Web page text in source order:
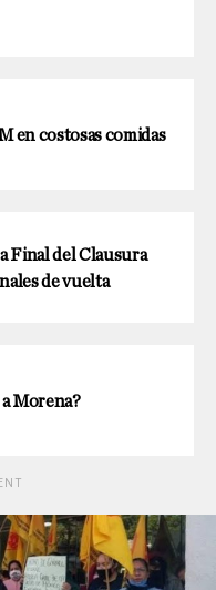
en costosas comidas
Final del Clausura
de vuelta
Morena?